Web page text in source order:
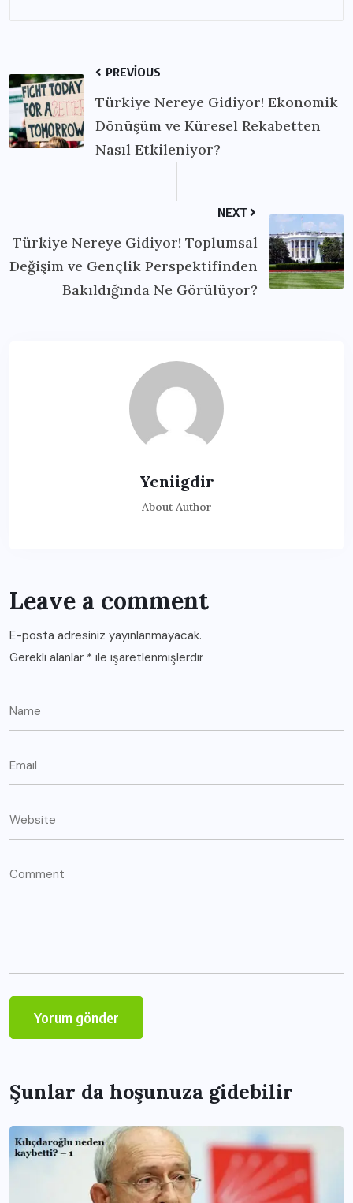
PREVIOUS
Türkiye Nereye Gidiyor! Ekonomik
Dönüşüm ve Küresel Rekabetten
Nasıl Etkileniyor?
NEXT
Türkiye Nereye Gidiyor! Toplumsal
Değişim ve Gençlik Perspektifinden
Bakıldığında Ne Görülüyor?
Yeniigdir
About Author
Leave a comment
E-posta adresiniz yayınlanmayacak.
Gerekli alanlar * ile işaretlenmişlerdir
Şunlar da hoşunuza gidebilir